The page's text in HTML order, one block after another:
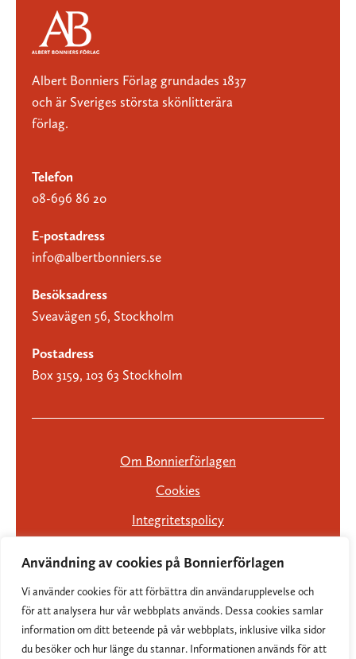
Användning av cookies på Bonnierförlagen
Vi använder cookies för att förbättra din användarupplevelse och
för att analysera hur vår webbplats används. Dessa cookies samlar
information om ditt beteende på vår webbplats, inklusive vilka sidor
du besöker och hur länge du stannar. Informationen används för att
Albert Bonniers Förlag grundades 1837
och är Sveriges största skönlitterära
förlag.
Telefon
08-696 86 20
E-postadress
info@albertbonniers.se
Besöksadress
Sveavägen 56, Stockholm
Postadress
Box 3159, 103 63 Stockholm
Om Bonnierförlagen
Cookies
Integritetspolicy